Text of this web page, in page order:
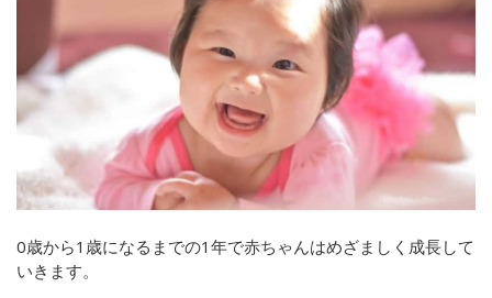
0歳から1歳になるまでの1年で赤ちゃんはめざましく成長して
いきます。